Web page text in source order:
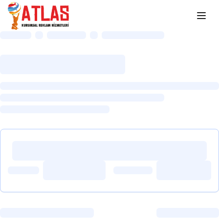
Ana içeriğe atla